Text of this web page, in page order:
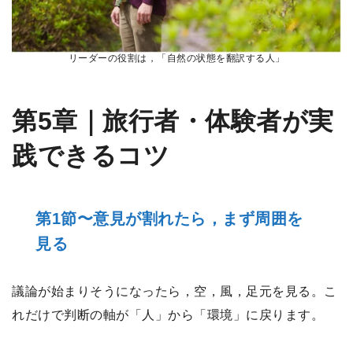
リーダーの役割は，「自然の状態を翻訳する人」
第5章｜旅行者・体験者が実
践できるコツ
第1節〜意見が割れたら，まず周囲を
見る
議論が始まりそうになったら，空，風，足元を見る。こ
れだけで判断の軸が「人」から「環境」に戻ります。